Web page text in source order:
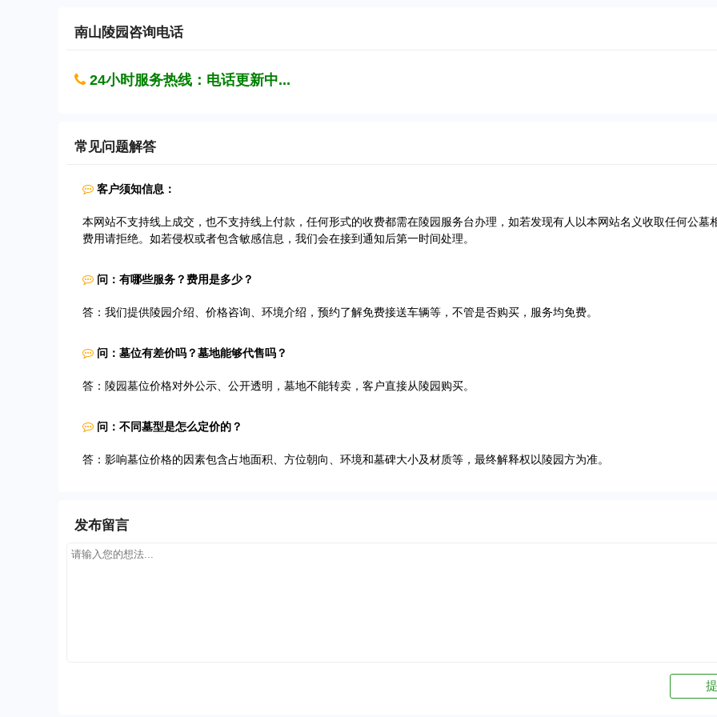
南山陵园 咨询电话
24小时服务热线：电话更新中...
常见问题解答
客户须知信息：
本网站不支持线上成交，也不支持线上付款，任何形式的收费都需在陵园服务台办理，如若发现有人以本网站名义收取任何公墓
费用请拒绝。如若侵权或者包含敏感信息，我们会在接到通知后第一时间处理。
问：有哪些服务？费用是多少？
答：我们提供陵园介绍、价格咨询、环境介绍，预约了解免费接送车辆等，不管是否购买，服务均免费。
问：墓位有差价吗？墓地能够代售吗？
答：陵园墓位价格对外公示、公开透明，墓地不能转卖，客户直接从陵园购买。
问：不同墓型是怎么定价的？
答：影响墓位价格的因素包含占地面积、方位朝向、环境和墓碑大小及材质等，最终解释权以陵园方为准。
发布留言